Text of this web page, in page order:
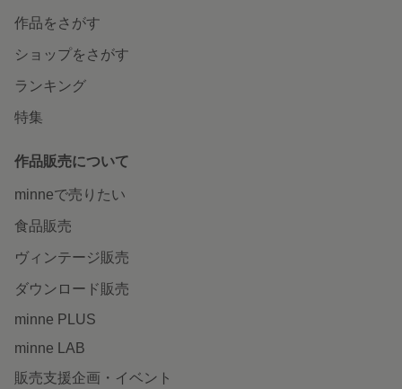
作品をさがす
ショップをさがす
ランキング
特集
作品販売について
minneで売りたい
食品販売
ヴィンテージ販売
ダウンロード販売
minne PLUS
minne LAB
販売支援企画・イベント